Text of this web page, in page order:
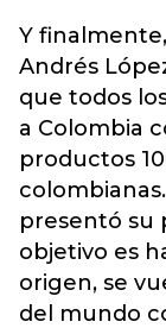
Y
Andrés
que todos
a Colombia
productos
presentó su
objetivo es
origen, se
del mundo